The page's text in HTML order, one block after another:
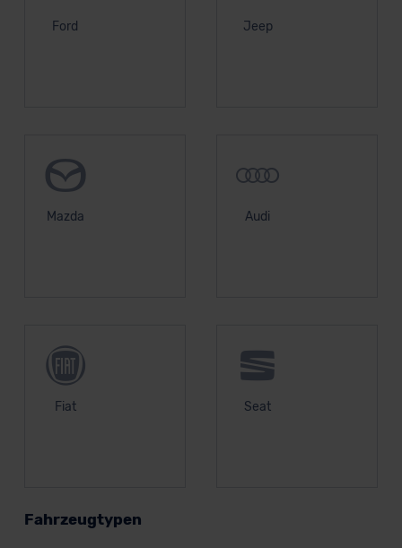
Ford Jeep
Mazda Audi
Fiat Seat
Fahrzeugtypen